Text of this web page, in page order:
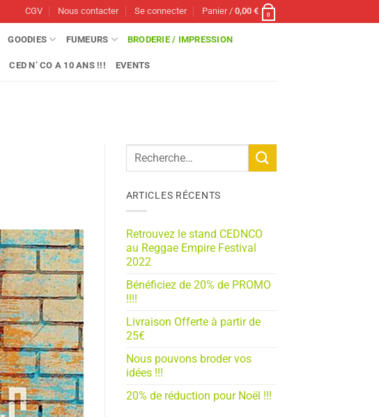
CGV Nous contacter Se connecter Panier /0,00€ 0
GOODIES FUMEURS BRODERIE / IMPRESSION
CED N’ CO A 10 ANS !!! EVENTS
ARTICLES RÉCENTS
Retrouvez le stand CEDNCO
au Reggae Empire Festival
2022
Bénéficiez de 20% de PROMO
!!!!
Livraison Offerte à partir de
25€
Nous pouvons broder vos
idées !!!
20% de réduction pour Noël !!!